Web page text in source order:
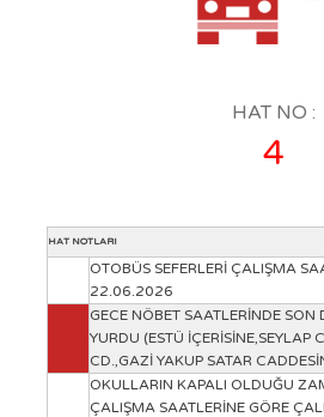
OTOBÜS SAATLERİ
MİNİBÜS GÜZERGAHLARI
HAT NO :
4
HAT NOTLARI
OTOBÜS SEFERLERİ ÇALIŞMA
22.06.2026
GECE NÖBET SAATLERİNDE SON
YURDU (ESTÜ İÇERİSİNE,SEYLAP
CD.,GAZİ YAKUP SATAR
OKULLARIN KAPALI OLDUĞU
ÇALIŞMA SAATLERİNE GÖRE